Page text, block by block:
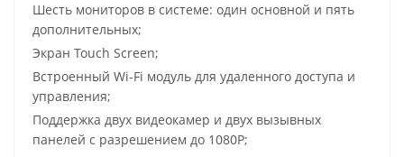
Шесть мониторов в системе: один основной и пять
дополнительных;
Экран Touch Screen;
Встроенный Wi-Fi модуль для удаленного доступа и
управления;
Поддержка двух видеокамер и двух вызывных
панелей с разрешением до 1080P;